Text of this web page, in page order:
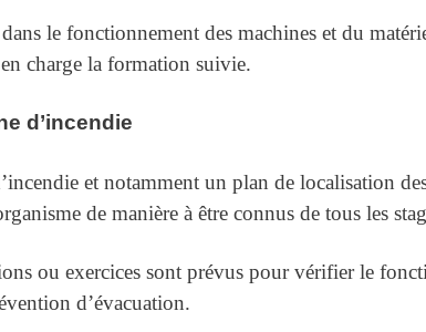
le fonctionnement des machines et du
charge la formation suivie.
d’incendie
et notamment un plan de localisation
de manière à être connus de tous les
ou exercices sont prévus pour vérifier le
d’évacuation.